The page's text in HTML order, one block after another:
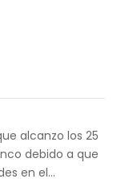
alcanzo los 25
debido a que
en el…